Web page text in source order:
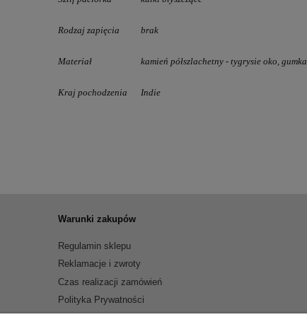
Rodzaj zapięcia brak
Materiał kamień półszlachetny - tygrysie oko, gumka
Kraj pochodzenia Indie
Warunki zakupów
Regulamin sklepu
Reklamacje i zwroty
Czas realizacji zamówień
Polityka Prywatności